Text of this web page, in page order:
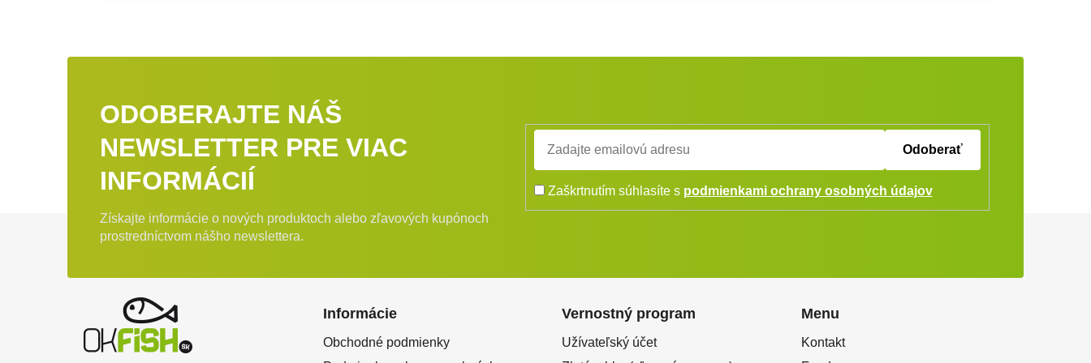
ODOBERAJTE NÁŠ
NEWSLETTER PRE VIAC
INFORMÁCIÍ
Získajte informácie o nových produktoch alebo zľavových kupónoch
prostredníctvom nášho newslettera.
Odoberať
Zaškrtnutím súhlasíte s podmienkami ochrany osobných údajov
Informácie
Obchodné podmienky
Vernostný program
Užívateľský účet
Menu
Kontakt